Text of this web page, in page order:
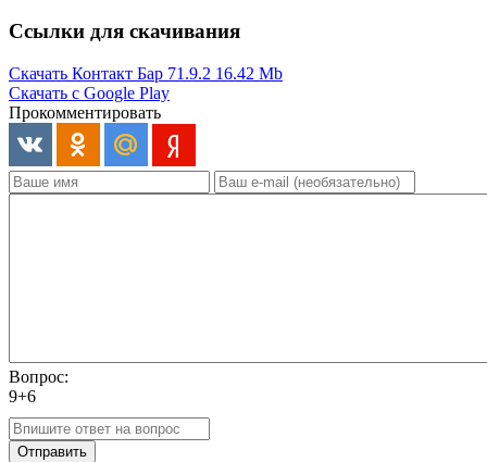
Ссылки для скачивания
Скачать Контакт Бар 71.9.2 16.42 Mb
Скачать с Google Play
Прокомментировать
Вопрос:
9+6
Отправить